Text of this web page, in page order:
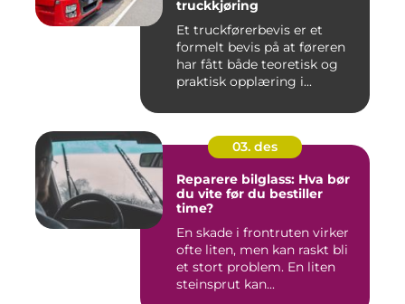
truckkjøring
Et truckførerbevis er et
formelt bevis på at føreren
har fått både teoretisk og
praktisk opplæring i...
03. des
Reparere bilglass: Hva bør
du vite før du bestiller
time?
En skade i frontruten virker
ofte liten, men kan raskt bli
et stort problem. En liten
steinsprut kan...